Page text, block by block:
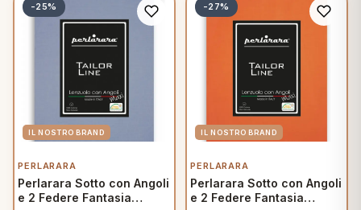
-25%
PERLARARA
Perlarara Sotto con Angoli
e 2 Federe Fantasia
-27%
PERLARARA
Perlarara Sotto con Angoli
e 2 Federe Fantasia